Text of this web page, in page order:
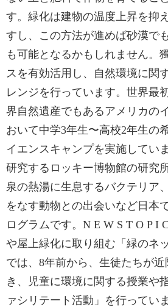
す。緑化は建物の温度上昇を抑
すし、この方法が進めば砂漠で
も可能となるかもしれません。
スを有効活用し、自然環境に関
レンジを行っています。世界最
界自然遺産でもあるアメリカの
おいて中学3年生〜高校2年生の
イエンスキャンプを実施してい
研究するロッキー博物館の研究
泉の熱湯に生息するバクテリア
をなす動物との出会いなど日本
ログラムです。N E W S T O P I
や屋上緑化に取り組む「緑のネ
では、8年前から、生徒たちが
き、児童に環境に関する授業や
ァシリテート活動」を行ってい